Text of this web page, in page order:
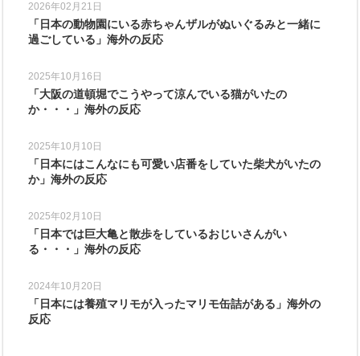
2026年02月21日
「日本の動物園にいる赤ちゃんザルがぬいぐるみと一緒に
過ごしている」海外の反応
2025年10月16日
「大阪の道頓堀でこうやって涼んでいる猫がいたの
か・・・」海外の反応
2025年10月10日
「日本にはこんなにも可愛い店番をしていた柴犬がいたの
か」海外の反応
2025年02月10日
「日本では巨大亀と散歩をしているおじいさんがい
る・・・」海外の反応
2024年10月20日
「日本には養殖マリモが入ったマリモ缶詰がある」海外の
反応